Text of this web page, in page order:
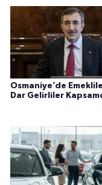
Osmaniye’de
Dar Gelirliler